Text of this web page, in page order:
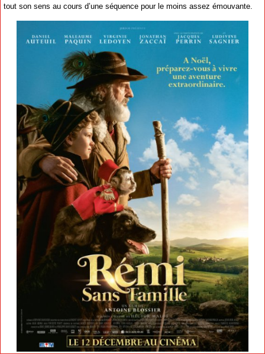
tout son sens au cours d’une séquence pour le moins assez émouvante.